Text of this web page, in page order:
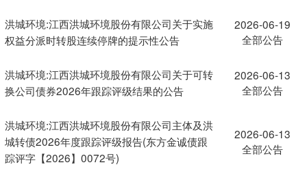
洪城环境:江西洪城环境股份有限公司关于实施
权益分派时转股连续停牌的提示性公告
2026-06-19
全部公告
洪城环境:江西洪城环境股份有限公司关于可转
换公司债券2026年跟踪评级结果的公告
2026-06-13
全部公告
洪城环境:江西洪城环境股份有限公司主体及洪
城转债2026年度跟踪评级报告(东方金诚债跟
踪评字【2026】0072号)
2026-06-13
全部公告